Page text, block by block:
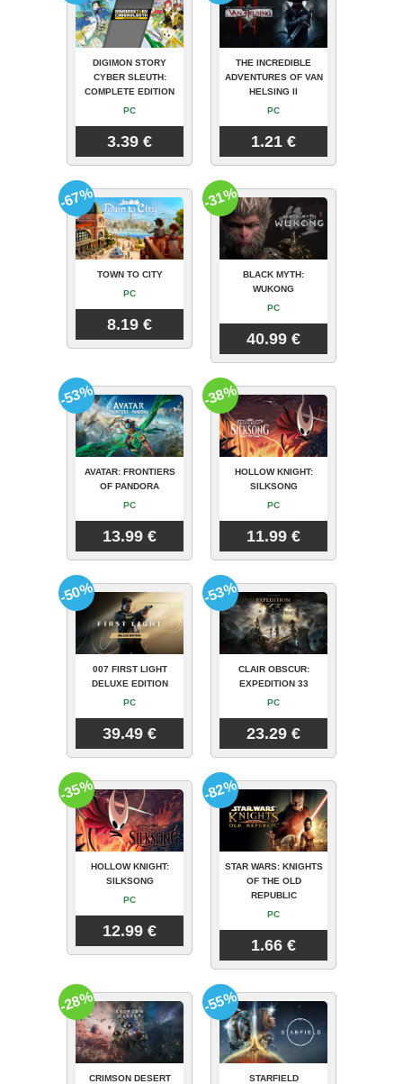
DIGIMON STORY
CYBER SLEUTH:
COMPLETE EDITION
PC
3.39 €
THE INCREDIBLE
ADVENTURES OF VAN
HELSING II
PC
1.21 €
TOWN TO CITY
PC
8.19 €
-67%
BLACK MYTH:
WUKONG
PC
40.99 €
-31%
AVATAR: FRONTIERS
OF PANDORA
PC
13.99 €
-53%
HOLLOW KNIGHT:
SILKSONG
PC
11.99 €
-38%
007 FIRST LIGHT
DELUXE EDITION
PC
39.49 €
-50%
CLAIR OBSCUR:
EXPEDITION 33
PC
23.29 €
-53%
HOLLOW KNIGHT:
SILKSONG
PC
12.99 €
-35%
STAR WARS: KNIGHTS
OF THE OLD
REPUBLIC
PC
1.66 €
-82%
CRIMSON DESERT
-28%
STARFIELD
-55%